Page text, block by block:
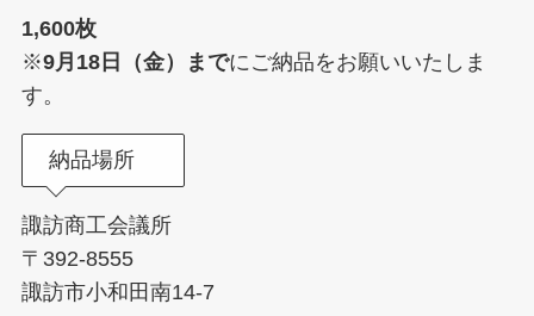
1,600枚
※9月18日（金）までにご納品をお願いいたしま
す。
納品場所
諏訪商工会議所
〒392-8555
諏訪市小和田南14-7